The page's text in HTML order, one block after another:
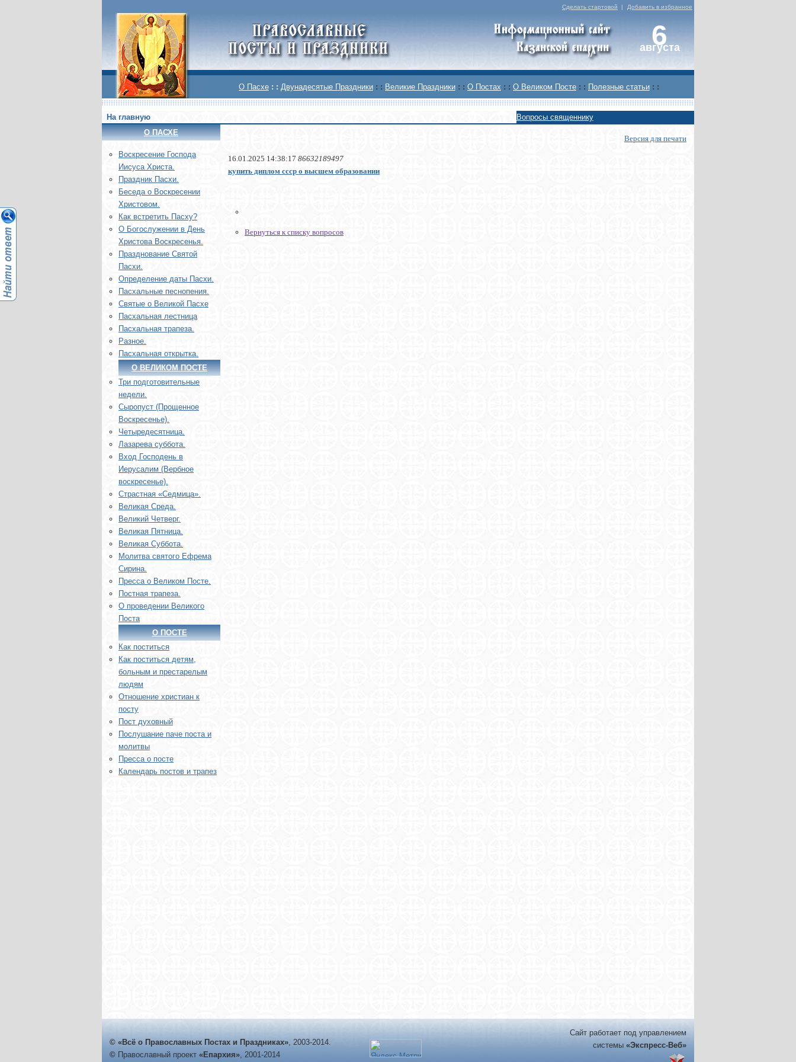
Сделать стартовой | Добавить в избранное
6
августа
О Пасхе : : Двунадесятые Праздники : : Великие Праздники : : О Постах : : О Великом Посте : : Полезные статьи : :
На главную
Вопросы священнику
О ПАСХЕ
Воскреcение Господа
Иисуса Христа.
Праздник Пасхи.
Беседа о Воскресении
Христовом.
Как встретить Пасху?
О Богослужении в День
Христова Воскресенья.
Празднование Святой
Пасхи.
Определение даты Пасхи.
Пасхальные песнопения.
Святые о Великой Пасхе
Пасхальная лестница
Пасхальная трапеза.
Разное.
Пасхальная открытка.
О ВЕЛИКОМ ПОСТЕ
Три подготовительные
недели.
Сыропуст (Прощенное
Воскресенье).
Четыредесятница.
Лазарева суббота.
Вход Господень в
Иерусалим (Вербное
воскресенье).
Страстная «Седмица».
Великая Среда.
Великий Четверг.
Великая Пятница.
Великая Суббота.
Молитва святого Ефрема
Сирина.
Пресса о Великом Посте.
Постная трапеза.
О проведении Великого
Поста
О ПОСТЕ
Как поститься
Как поститься детям,
больным и престарелым
людям
Отношение христиан к
посту
Пост духовный
Послушание паче поста и
молитвы
Пресса о посте
Календарь постов и трапез
Версия для печати
16.01.2025 14:38:17 86632189497
купить диплом ссср о высшем образовании
Вернуться к списку вопросов
© «Всё о Православных Постах и Праздниках», 2003-2014.
© Православный проект «Епархия», 2001-2014
Сайт работает под управлением
системы «Экспресс-Веб»